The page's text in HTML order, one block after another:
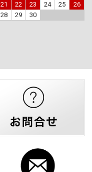
21 22 23 24 25
26
28 29 30